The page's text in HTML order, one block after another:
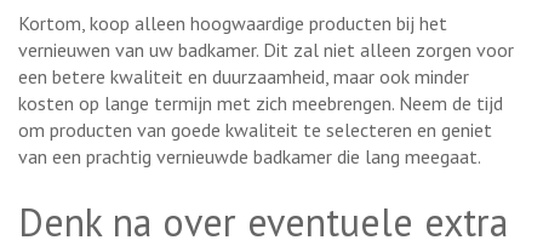
Kortom, koop alleen hoogwaardige producten bij het
vernieuwen van uw badkamer. Dit zal niet alleen zorgen voor
een betere kwaliteit en duurzaamheid, maar ook minder
kosten op lange termijn met zich meebrengen. Neem de tijd
om producten van goede kwaliteit te selecteren en geniet
van een prachtig vernieuwde badkamer die lang meegaat.
Denk na over eventuele extra